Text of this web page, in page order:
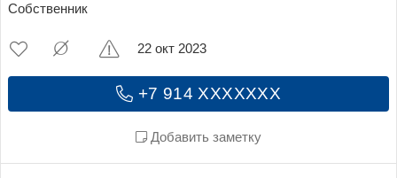
Собственник
+7 914 XXXXXXX
Добавить заметку
22 окт 2023